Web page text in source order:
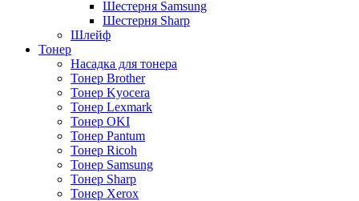
Шестерня Samsung
Шестерня Sharp
Шлейф
Тонер
Насадка для тонера
Тонер Brother
Тонер Kyocera
Тонер Lexmark
Тонер OKI
Тонер Pantum
Тонер Ricoh
Тонер Samsung
Тонер Sharp
Тонер Xerox